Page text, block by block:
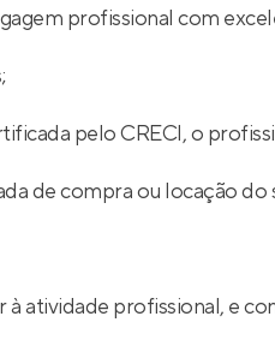
profissional com
pelo CRECI, o
de compra ou locação do
atividade profissional, e